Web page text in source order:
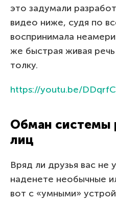
это задумали
видео ниже, судя по
воспринимала
же быстрая живая
толку.
https://youtu.be/
Обман системы
лиц
Вряд ли друзья вас не
наденете необычные
вот с «умными»